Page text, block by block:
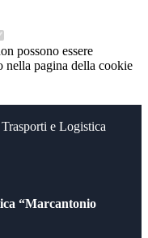
possono essere
nella pagina della cookie
e Logistica
“Marcantonio